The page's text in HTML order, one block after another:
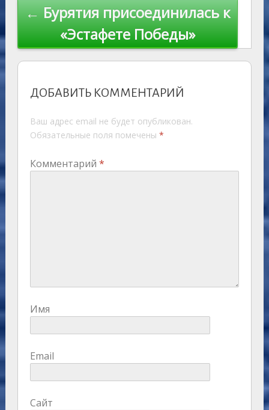
← Бурятия присоединилась к
«Эстафете Победы»
ДОБАВИТЬ КОММЕНТАРИЙ
Ваш адрес email не будет опубликован.
Обязательные поля помечены *
Комментарий *
Имя
Email
Сайт